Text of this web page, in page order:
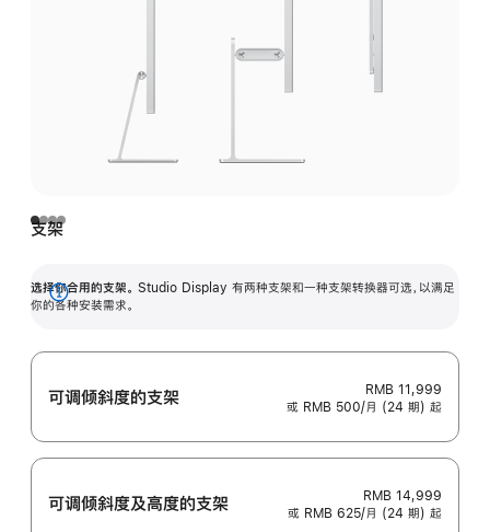
支架
选择你合用的支架。 Studio Display 有两种支架和一种支架转换器可选，以满足
你的各种安装需求。
展
可调倾斜度的支架
RMB 11,999
或 RMB 500/月 (24 期) 起
可调倾斜度及高‍度的支‍架
RMB 14,999
或 RMB 625/月 (24 期) 起